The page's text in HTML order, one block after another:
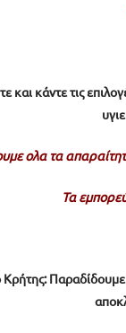
και κάντε τις
ολα τα
Τα
Κρήτης:Παραδίδουμε